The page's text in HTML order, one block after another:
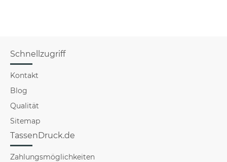
Schnellzugriff
Kontakt
Blog
Qualität
Sitemap
TassenDruck.de
Zahlungsmöglichkeiten